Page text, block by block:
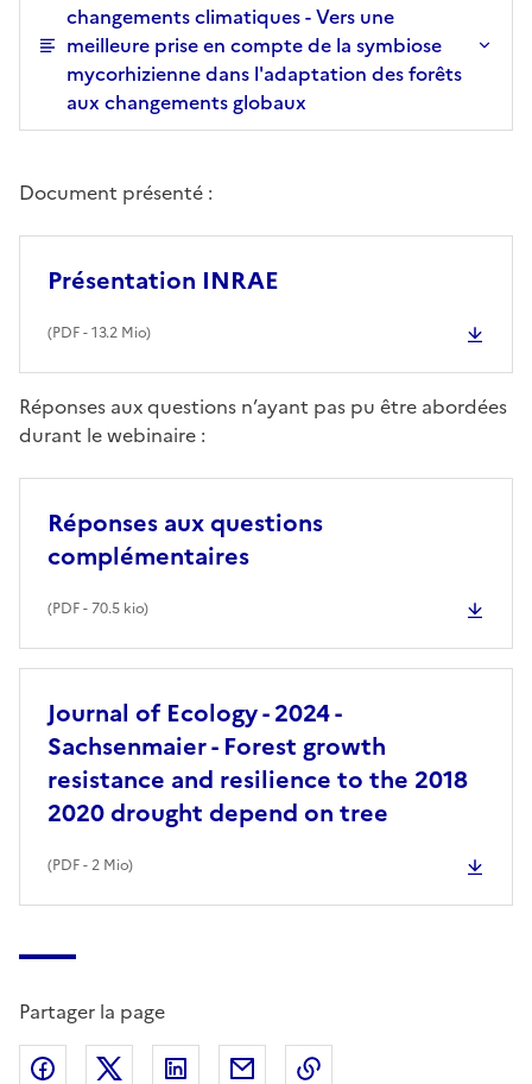
changements climatiques - Vers une
meilleure prise en compte de la symbiose
mycorhizienne dans l'adaptation des forêts
aux changements globaux
Document présenté :
Présentation INRAE
(PDF- 13.2 Mio)
Réponses aux questions n’ayant pas pu être abordées
durant le webinaire :
Réponses aux questions
complémentaires
(PDF- 70.5 kio)
Journal of Ecology - 2024 -
Sachsenmaier - Forest growth
resistance and resilience to the 2018
2020 drought depend on tree
(PDF- 2 Mio)
Partager la page
Partager sur Facebook
Partager sur X (anciennement Twitter)
Partager sur LinkedIn
Partager par email